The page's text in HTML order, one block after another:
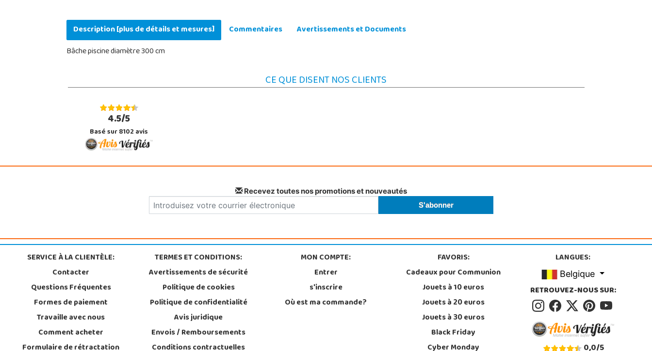
Description [plus de détails et mesures] Commentaires
Avertissements et Documents
Bâche piscine diamètre 300 cm
CE QUE DISENT NOS CLIENTS
4.5/5
Basé sur 8102 avis
Recevez toutes nos promotions et nouveautés
SERVICE À LA CLIENTÈLE:
Contacter
Questions Fréquentes
Formes de paiement
Travaille avec nous
Comment acheter
TERMES ET CONDITIONS:
Avertissements de sécurité
Politique de cookies
Politique de confidentialité
Avis juridique
Envois / Remboursements
MON COMPTE:
Entrer
s'inscrire
Où est ma commande?
FAVORIS:
Cadeaux pour Communion
Jouets à 10 euros
Jouets à 20 euros
Jouets à 30 euros
Black Friday
LANGUES:
Belgique
RETROUVEZ-NOUS SUR: